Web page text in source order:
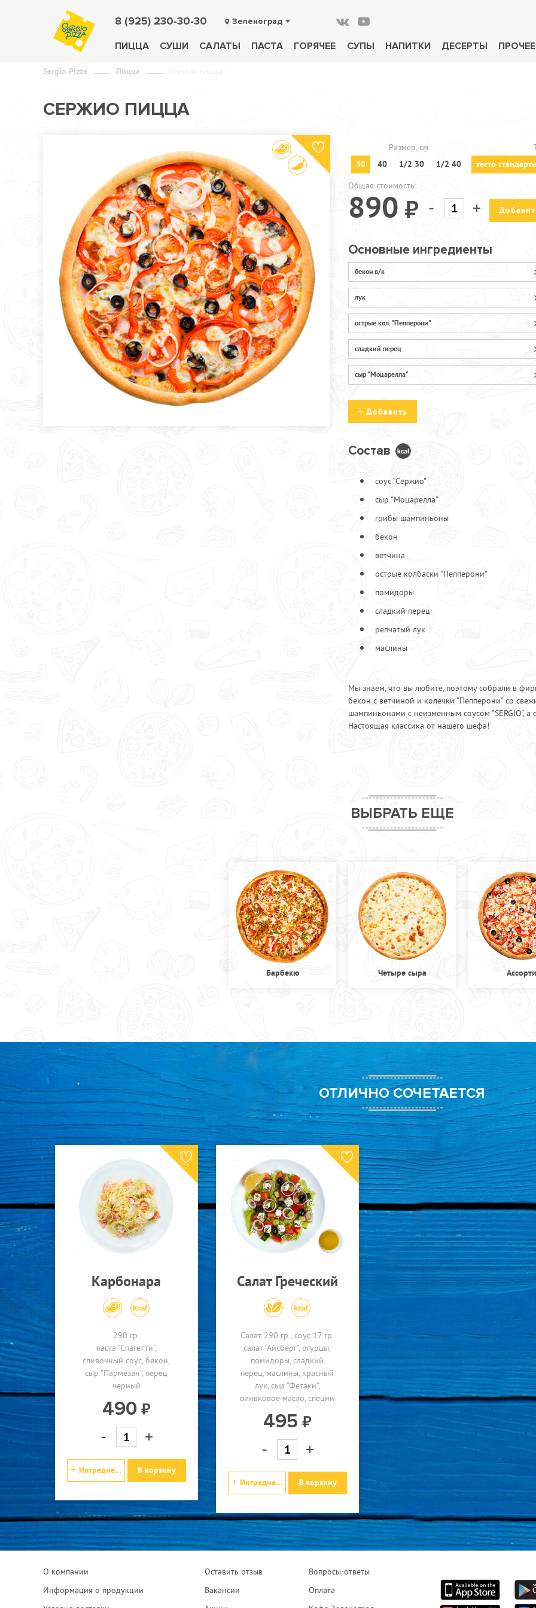
8 (925) 230-30-30 Зеленоград
ПИЦЦА СУШИ САЛАТЫ ПАСТА ГОРЯЧЕЕ СУПЫ НАПИТКИ ДЕСЕРТЫ ПРОЧЕЕ
Sergio Pizza Пицца
СЕРЖИО ПИЦЦА
Размер, см
30
40 1/2 30 1/2 40
тесто
Общая стоимость:
890 - +
Основные ингредиенты
бекон в/к
лук
острые кол. "Пепперони"
сладкий перец
сыр "Моцарелла"
Добавить
Колбаски "Охотничьи"
Лук зеленый
Лук репчатый
Огурцы маринованные
Пепперони острая
Состав
соус "Сержио"
сыр "Моцарелла"
грибы шампиньоны
бекон
ветчина
острые колбаски "Пепперони"
помидоры
сладкий перец
репчатый лук
маслины
Мы знаем, что вы любите, поэтому собрали в
бекон с ветчиной и колечки "Пепперони" со
шампиньонами с неизменным соусом "SERGIO",
Настоящая классика от нашего шефа!
ВЫБРАТЬ ЕЩЕ
Барбекю Четыре сыра Ассорти
ОТЛИЧНО СОЧЕТАЕТСЯ
Карбонара
290 гр.
паста "Спагетти"
сливочный соус бекон
сыр "Пармезан" перец
черный
490
- +
Ингредиенты В корзину
Салат Греческий
Салат 290 гр., соус 17 гр.
салат "Айсберг" огурцы
помидоры сладкий
перец маслины красный
лук сыр "Фетаки"
оливковое масло специи
495
- +
Ингредиенты В корзину
О компании Оставить отзыв
Вопросы-ответы
Информация о продукции
Вакансии
Оплата